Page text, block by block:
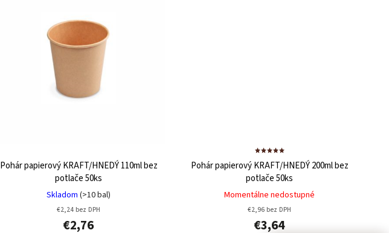
Pohár papierový KRAFT/HNEDÝ 110ml bez
potlače50ks
Skladom (>10 bal)
€2,24 bez DPH
€2,76
Pohár papierový KRAFT/HNEDÝ 200ml bez
potlače50ks
Momentálne nedostupné
€2,96 bez DPH
€3,64
Barista — poradca Caffeitaliano
Poradím s výberom kávy aj kompatibilitou